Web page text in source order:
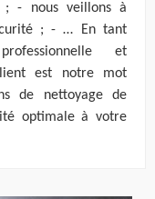
; - nous veillons à
; - … En tant
et
est notre mot
de nettoyage de
optimale à votre